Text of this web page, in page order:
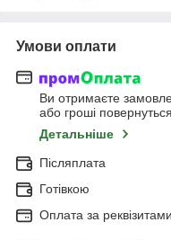
Умови оплати
Ви отримаєте
або гроші
Детальніше
Післяплата
Готівкою
Оплата за реквізитами